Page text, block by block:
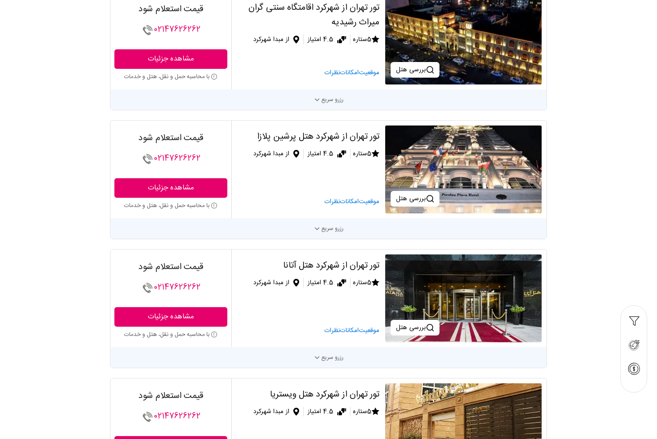
بررسی هتل
تور تهران از شهرکرد اقامتگاه سنتی گران
میراث رشیدیه
5ستاره 4.5 امتیاز از مبدا شهرکرد
موقعیتامکاناتنظرات
قیمت استعلام شود
02147626262
مشاهده جزئیات
با محاسبه حمل و نقل، هتل و خدمات
رزرو سریع
بررسی هتل
تور تهران از شهرکرد هتل پرشین پلازا
5ستاره 4.5 امتیاز از مبدا شهرکرد
موقعیتامکاناتنظرات
قیمت استعلام شود
02147626262
مشاهده جزئیات
با محاسبه حمل و نقل، هتل و خدمات
رزرو سریع
بررسی هتل
تور تهران از شهرکرد هتل آتانا
5ستاره 4.5 امتیاز از مبدا شهرکرد
موقعیتامکاناتنظرات
قیمت استعلام شود
02147626262
مشاهده جزئیات
با محاسبه حمل و نقل، هتل و خدمات
رزرو سریع
تور تهران از شهرکرد هتل ویستریا
5ستاره 4.5 امتیاز از مبدا شهرکرد
قیمت استعلام شود
02147626262